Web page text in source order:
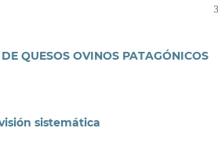
QUESOS OVINOS PATAGÓNICOS
sistemática